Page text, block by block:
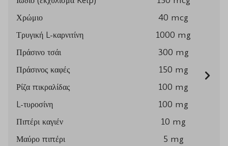
Χρώμιο
40 mcg
Τρυγική L-καρνιτίνη
1000 mg
Πράσινο τσάι
300 mg
Πράσινος καφές
150 mg
Ρίζα πικραλίδας
100 mg
L-τυροσίνη
100 mg
Πιπέρι καγιέν
10 mg
Μαύρο πιπέρι
5 mg